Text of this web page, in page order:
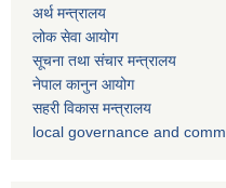
अर्थ मन्त्रालय
लोक सेवा आयोग
सूचना तथा संचार मन्त्रालय
नेपाल कानुन आयोग
सहरी विकास मन्त्रालय
local governance and